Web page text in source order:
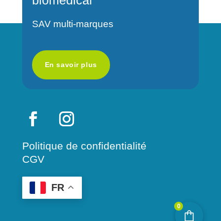
SAV multi-marques
En savoir plus
Politique de confidentialité
CGV
FR
0